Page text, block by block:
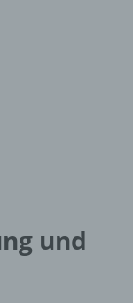
und